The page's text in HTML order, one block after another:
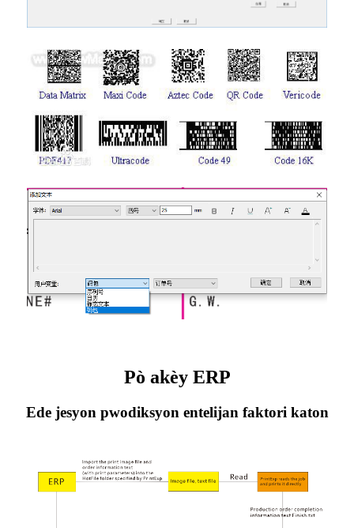
Pò akèy ERP
Ede jesyon pwodiksyon entelijan faktori katon